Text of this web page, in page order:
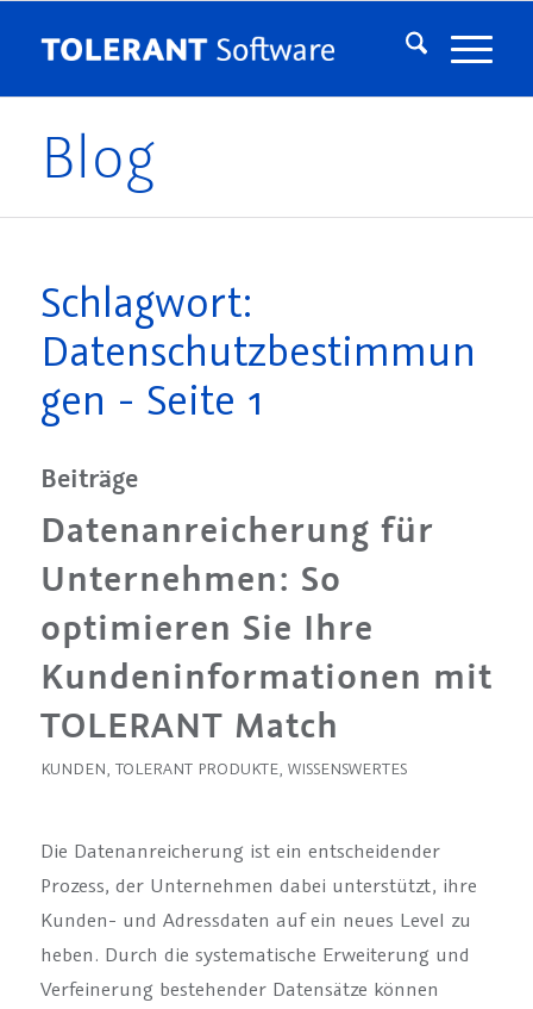
Blog
Schlagwort:
Datenschutzbestimmun
gen - Seite 1
Beiträge
Datenanreicherung für
Unternehmen: So
optimieren Sie Ihre
Kundeninformationen mit
TOLERANT Match
KUNDEN, TOLERANT PRODUKTE, WISSENSWERTES
Die Datenanreicherung ist ein entscheidender
Prozess, der Unternehmen dabei unterstützt, ihre
Kunden- und Adressdaten auf ein neues Level zu
heben. Durch die systematische Erweiterung und
Verfeinerung bestehender Datensätze können